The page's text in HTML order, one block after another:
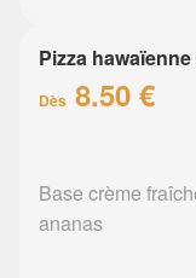
Pizza
Dès 8.50 €
Base crème
ananas